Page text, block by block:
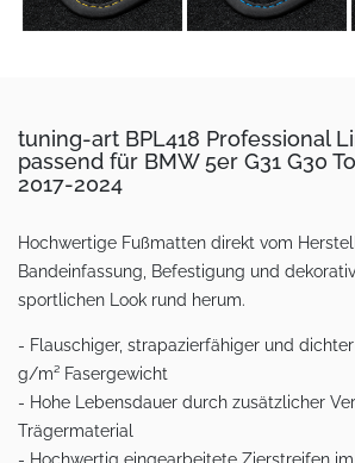
tuning-art BPL418 Professional
passend für BMW 5er G31 G30
2017-2024
Hochwertige Fußmatten direkt vom
Bandeinfassung, Befestigung und
sportlichen Look rund herum.
- Flauschiger, strapazierfähiger und
g/m² Fasergewicht
- Hohe Lebensdauer durch zusätzlicher
Trägermaterial